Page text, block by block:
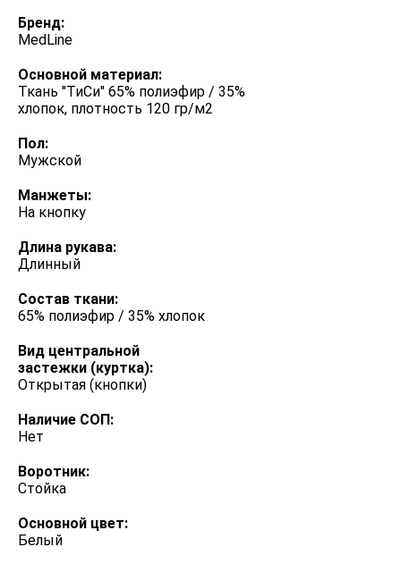
Бренд:
MedLine
Основной материал:
Ткань "ТиСи" 65% полиэфир / 35%
хлопок, плотность 120 гр/м2
Пол:
Мужской
Манжеты:
На кнопку
Длина рукава:
Длинный
Состав ткани:
65% полиэфир / 35% хлопок
Вид центральной
застежки (куртка):
Открытая (кнопки)
Наличие СОП:
Нет
Воротник:
Стойка
Основной цвет:
Белый